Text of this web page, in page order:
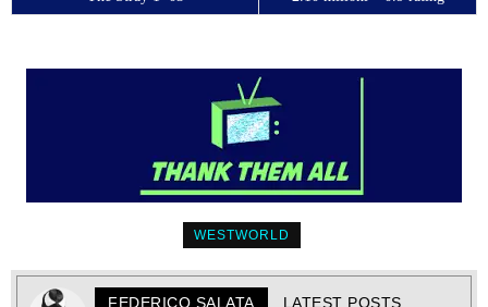
WESTWORLD
FEDERICO SALATA LATEST POSTS